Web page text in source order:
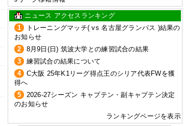
ニュース アクセスランキング
1
トレーニングマッチ( vs 名古屋グランパス )結果の
お知らせ
2
8月9日(日) 筑波大学との練習試合の結果
3
練習試合の結果について
4
C大阪 25年K1リーグ得点王のシリア代表FWを獲
得へ
5
2026-27シーズン キャプテン・副キャプテン決定
のお知らせ
ランキングページを表示